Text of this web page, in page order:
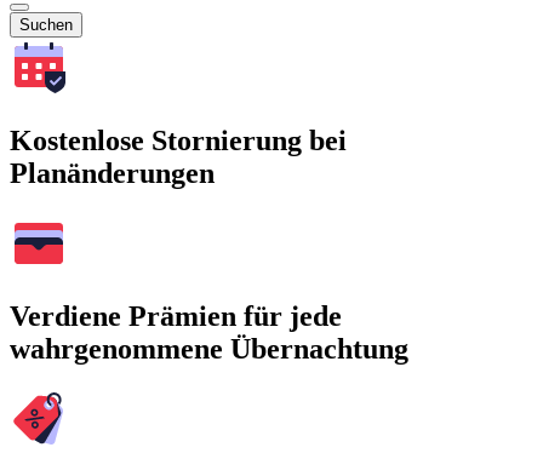
Suchen
Kostenlose Stornierung bei
Planänderungen
Verdiene Prämien für jede
wahrgenommene Übernachtung